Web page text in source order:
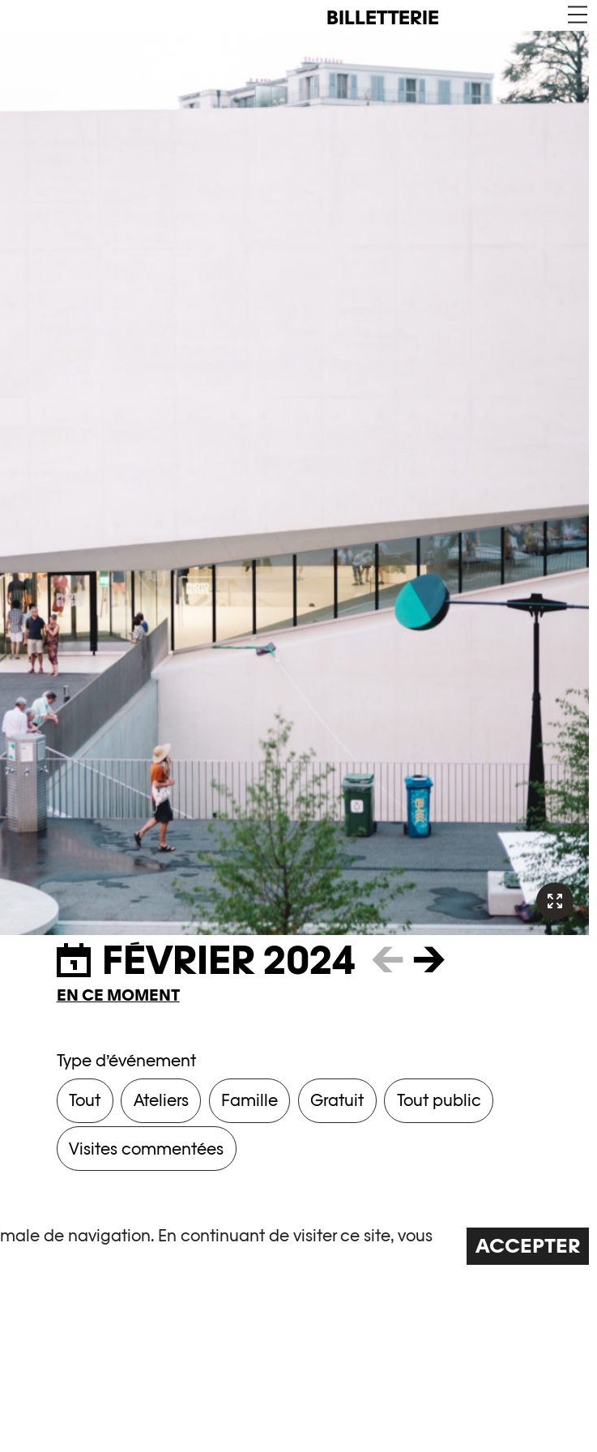
de navigation. En continuant de visiter ce site, vous
ACCEPTER
BILLETTERIE
FÉVRIER 2024 ← →
EN CE MOMENT
Type d’événement
Tout Ateliers Famille Gratuit Tout public
Visites commentées